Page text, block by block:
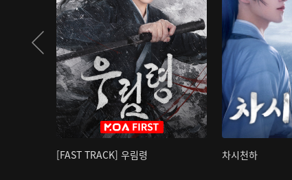
[FAST TRACK] 우림령 차시천하